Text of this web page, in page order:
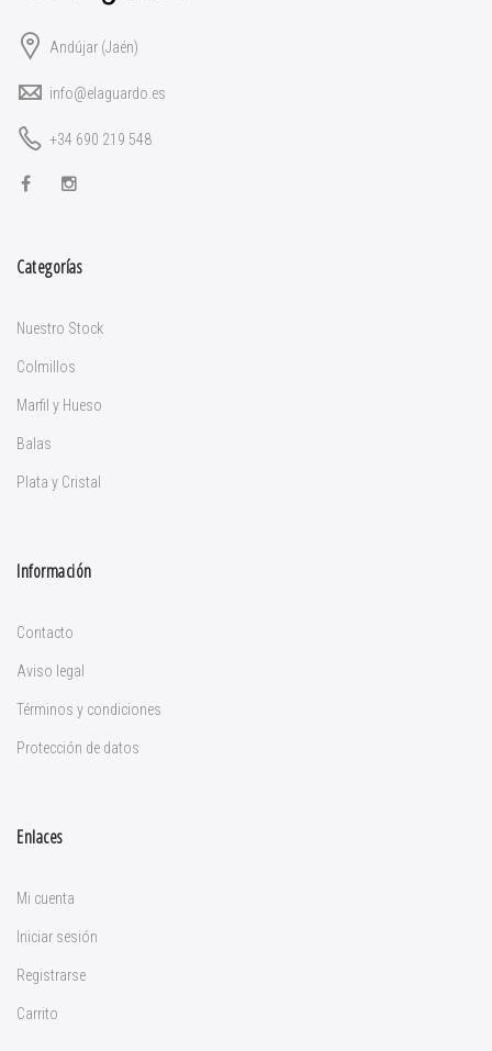
Andújar (Jaén)
info@elaguardo.es
+34 690 219 548
Categorías
Nuestro Stock
Colmillos
Marfil y Hueso
Balas
Plata y Cristal
Información
Contacto
Aviso legal
Términos y condiciones
Protección de datos
Enlaces
Mi cuenta
Iniciar sesión
Registrarse
Carrito